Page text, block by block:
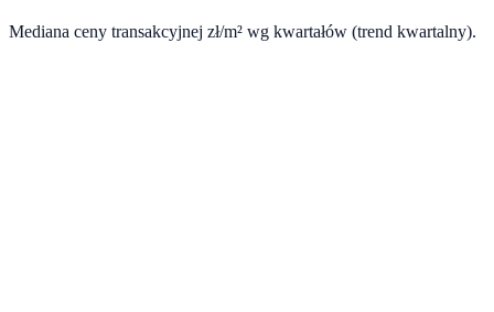
Mediana ceny transakcyjnej zł/m² wg kwartałów (trend kwartalny).